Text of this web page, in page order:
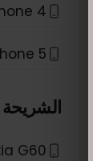
4
5
الشريحة
G60